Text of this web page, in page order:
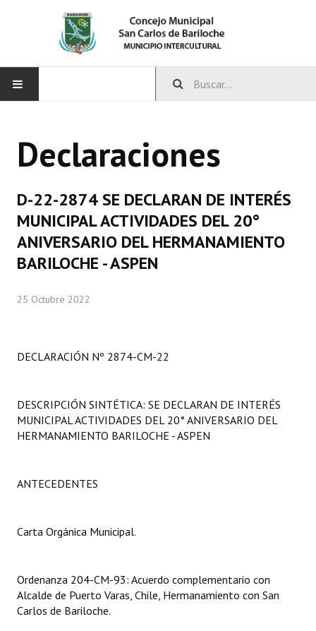
CONCEJO
Integrantes del Concejo
Comisiones Permanentes
Comisiones Especiales
Concejales Mandato Cumplido
LEGISLACIÓN
Constitución Provincial
Reglamento Interno
Organigrama
Informes de Gestión
Declaraciones
D-22-2874 SE DECLARAN DE INTERÉS
MUNICIPAL ACTIVIDADES DEL 20°
ANIVERSARIO DEL HERMANAMIENTO
BARILOCHE - ASPEN
25 Octubre 2022
DECLARACIÓN Nº 2874-CM-22
DESCRIPCIÓN SINTÉTICA: SE DECLARAN DE INTERÉS
MUNICIPAL ACTIVIDADES DEL 20° ANIVERSARIO DEL
HERMANAMIENTO BARILOCHE - ASPEN
ANTECEDENTES
Carta Orgánica Municipal.
Ordenanza 204-CM-93: Acuerdo complementario con
Alcalde de Puerto Varas, Chile, Hermanamiento con San
Carlos de Bariloche.